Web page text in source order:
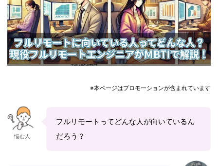
※本ページはプロモーションが含まれています
悩む人
フルリモートってどんな人が向いているん
だろう？